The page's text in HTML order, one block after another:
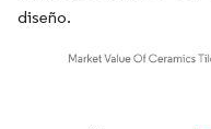
diseño.